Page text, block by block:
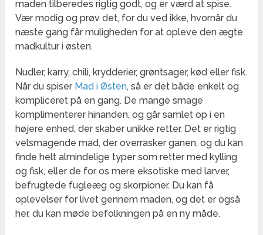
maden tilberedes rigtig godt, og er værd at spise.
Vær modig og prøv det, for du ved ikke, hvornår du
næste gang får muligheden for at opleve den ægte
madkultur i østen.
Nudler, karry, chili, krydderier, grøntsager, kød eller fisk.
Når du spiser Mad i Østen, så er det både enkelt og
kompliceret på en gang. De mange smage
komplimenterer hinanden, og går samlet op i en
højere enhed, der skaber unikke retter. Det er rigtig
velsmagende mad, der overrasker ganen, og du kan
finde helt almindelige typer som retter med kylling
og fisk, eller de for os mere eksotiske med larver,
befrugtede fugleæg og skorpioner. Du kan få
oplevelser for livet gennem maden, og det er også
her, du kan møde befolkningen på en ny måde.